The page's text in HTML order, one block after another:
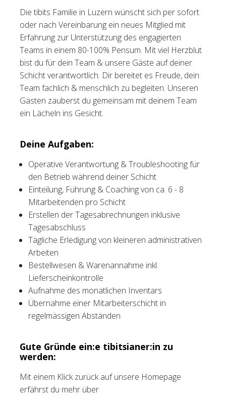
Login
Schweiz (DE)
Die tibits Familie in Luzern wünscht sich per sofort
oder nach Vereinbarung ein neues Mitglied mit
Erfahrung zur Unterstützung des engagierten
Teams in einem 80-100% Pensum. Mit viel Herzblut
bist du für dein Team & unsere Gäste auf deiner
Schicht verantwortlich. Dir bereitet es Freude, dein
Team fachlich & menschlich zu begleiten. Unseren
Gästen zauberst du gemeinsam mit deinem Team
ein Lächeln ins Gesicht.
Deine Aufgaben:
Operative Verantwortung & Troubleshooting für
den Betrieb während deiner Schicht
Einteilung, Führung & Coaching von ca. 6 - 8
Mitarbeitenden pro Schicht
Erstellen der Tagesabrechnungen inklusive
Tagesabschluss
Tägliche Erledigung von kleineren administrativen
Arbeiten
Bestellwesen & Warenannahme inkl.
Lieferscheinkontrolle
Aufnahme des monatlichen Inventars
Übernahme einer Mitarbeiterschicht in
regelmässigen Abständen
Gute Gründe ein:e tibitsianer:in zu
werden:
Mit einem Klick zurück auf unsere Homepage
erfährst du mehr über